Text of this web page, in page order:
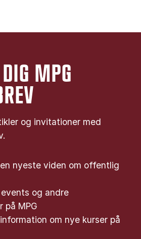
MPG
og invitationer med
nyeste viden om offentlig
og andre
på MPG
om nye kurser på